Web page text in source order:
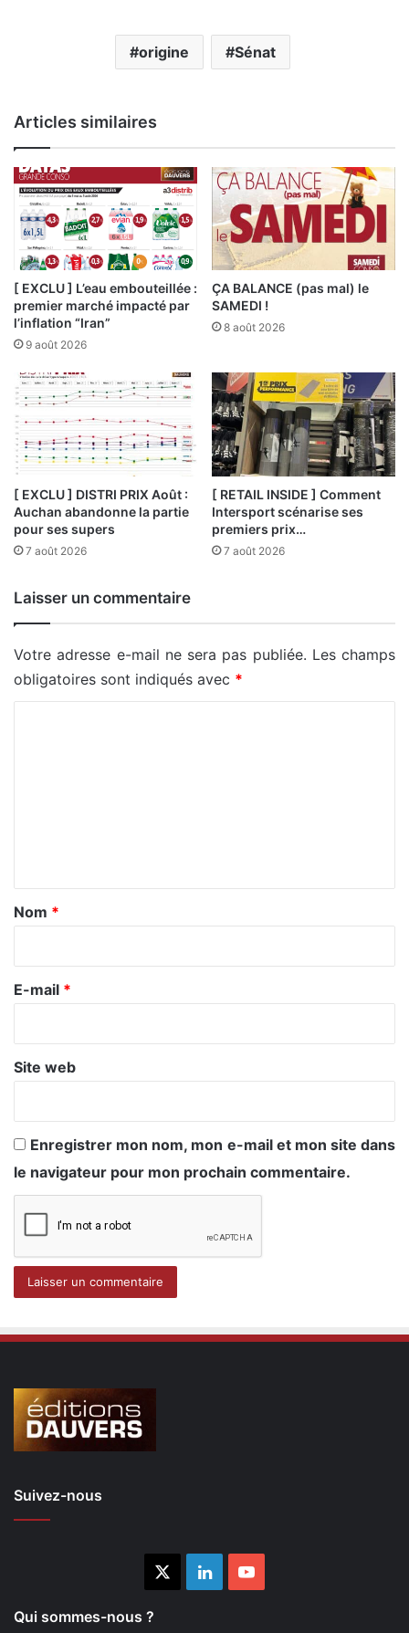
origine Sénat
Articles similaires
[ EXCLU ] L’eau embouteillée :
premier marché impacté par
l’inflation “Iran”
9 août 2026
ÇA BALANCE (pas mal) le
SAMEDI !
8 août 2026
[ EXCLU ] DISTRI PRIX Août :
Auchan abandonne la partie
pour ses supers
7 août 2026
[ RETAIL INSIDE ] Comment
Intersport scénarise ses
premiers prix…
7 août 2026
Laisser un commentaire
Votre adresse e-mail ne sera pas publiée. Les champs
obligatoires sont indiqués avec *
a
e
Nom *
E-mail *
Site web
Enregistrer mon nom, mon e-mail et mon site dans
le navigateur pour mon prochain commentaire.
Suivez-nous
LinkedinYouTube
Qui sommes-nous ?